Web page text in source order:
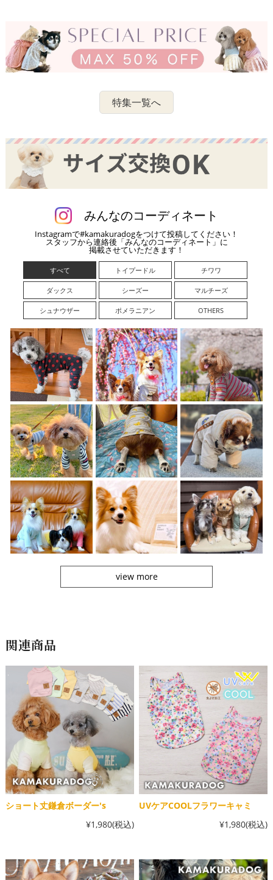
特集一覧へ
みんなのコーディネート
Instagramで#kamakuradogをつけて投稿してください！
スタッフから連絡後「みんなのコーディネート」に
掲載させていただきます！
すべて トイプードル チワワ
ダックス シーズー マルチーズ
シュナウザー ポメラニアン OTHERS
view more
関連商品
ショート丈鎌倉ボーダー's
¥1,980(税込)
UVケアCOOLフラワーキャミ
¥1,980(税込)